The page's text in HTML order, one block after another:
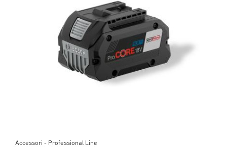
Accessori - Professional Line